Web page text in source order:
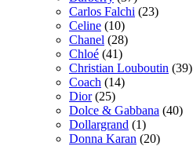
Carlos Falchi (23)
Celine (10)
Chanel (28)
Chloé (41)
Christian Louboutin (39)
Coach (14)
Dior(25)
Dolce & Gabbana (40)
Dollargrand (1)
Donna Karan (20)